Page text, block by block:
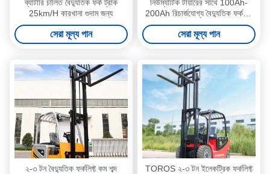
ব্যাটারি চালিত বৈদ্যুতিক ফর্ক ট্রাক
25km/H কারখানা গুদাম জন্য
সেরা মূল্য পান
নিউম্যাটিক টায়ারের সাথে 100Ah-
200Ah রিচার্জযোগ্য বৈদ্যুতিক ফর্কলিফ্ট
ট্রাক 3 টন
সেরা মূল্য পান
২-৩ টন বৈদ্যুতিক ফর্কলিফ্ট কম শব্দ
TOROS ২-৩ টন ইলেকট্রিক ফর্কলিফ্ট